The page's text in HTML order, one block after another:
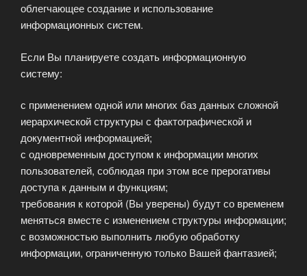
облегчающее создание и использование
информационных систем.
Если Вы планируете создать информационную
систему:
с применением одной или многих баз данных сложной
иерархической структуры с фактографической и
документной информацией;
с одновременным доступом к информации многих
пользователей, соблюдая при этом все прерогативы
доступа к данным и функциям;
требования к которой (Вы уверены) будут со временем
меняться вместе с изменением структуры информации;
с возможностью выполнить любую обработку
информации, ограниченную только Вашей фантазией;